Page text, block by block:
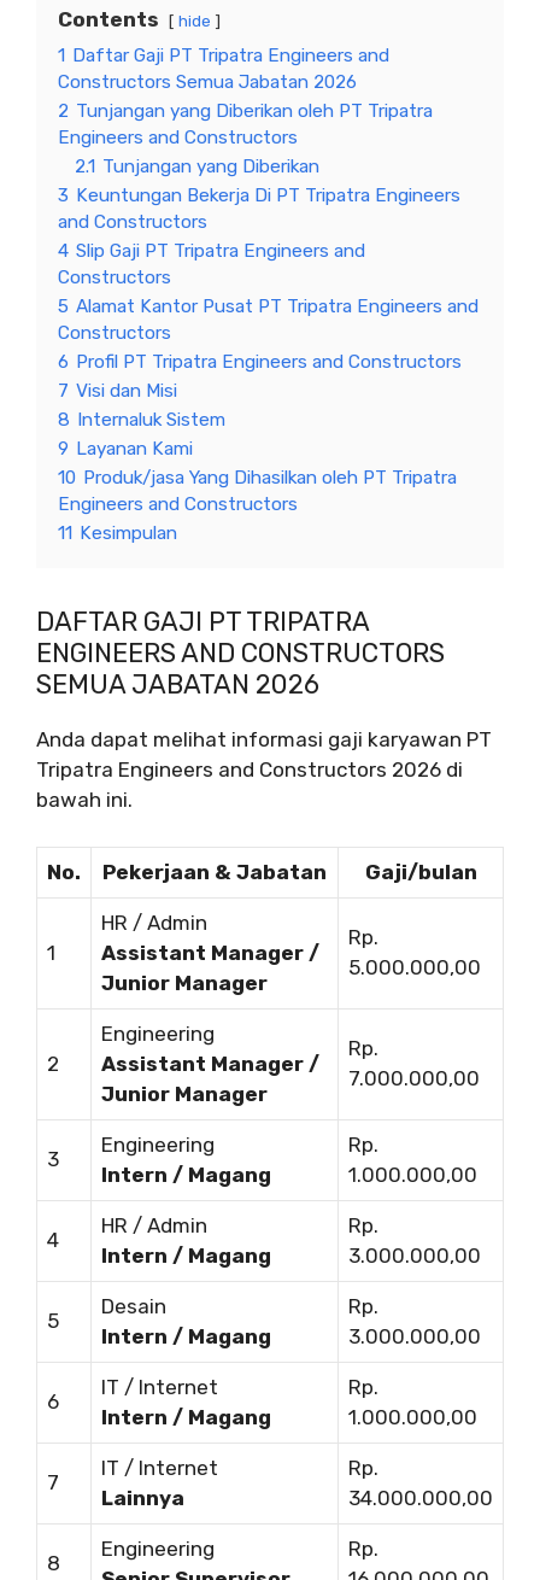
Contents hide
1 Daftar Gaji PT Tripatra Engineers and
Constructors Semua Jabatan 2026
2 Tunjangan yang Diberikan oleh PT Tripatra
Engineers and Constructors
2.1 Tunjangan yang Diberikan
3 Keuntungan Bekerja Di PT Tripatra Engineers
and Constructors
4 Slip Gaji PT Tripatra Engineers and
Constructors
5 Alamat Kantor Pusat PT Tripatra Engineers and
Constructors
6 Profil PT Tripatra Engineers and Constructors
7 Visi dan Misi
8 Internaluk Sistem
9 Layanan Kami
10 Produk/jasa Yang Dihasilkan oleh PT Tripatra
Engineers and Constructors
11 Kesimpulan
DAFTAR GAJI PT TRIPATRA
ENGINEERS AND CONSTRUCTORS
SEMUA JABATAN 2026
Anda dapat melihat informasi gaji karyawan PT
Tripatra Engineers and Constructors 2026 di
bawah ini.
No. Pekerjaan & Jabatan Gaji/bulan
1
HR / Admin
Assistant Manager /
Junior Manager
Rp.
5.000.000,00
2
Engineering
Assistant Manager /
Junior Manager
Rp.
7.000.000,00
3
Engineering
Intern / Magang
Rp.
1.000.000,00
4
HR / Admin
Intern / Magang
Rp.
3.000.000,00
5
Desain
Intern / Magang
Rp.
3.000.000,00
6
IT / Internet
Intern / Magang
Rp.
1.000.000,00
7
IT / Internet
Lainnya
Rp.
34.000.000,00
8
Engineering
Rp.